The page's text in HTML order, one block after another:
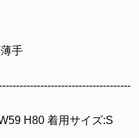
手
H80 着用サイズ:S